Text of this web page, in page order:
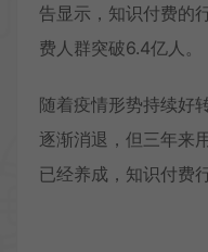
告显示，知识付费的
费人群突破6.4亿人。
随着疫情形势持续好
逐渐消退，但三年来
已经养成，知识付费